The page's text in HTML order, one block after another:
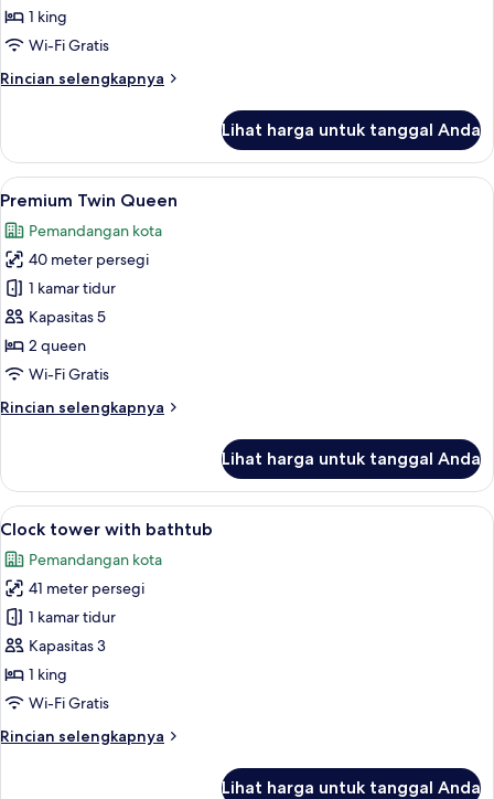
1 king
Wi-Fi Gratis
Rincian selengkapnya
Rincian
Essential
King
Lihat harga untuk tanggal Anda
Lihat
semua
foto
untuk
Premium
Twin
Queen
Premium Twin Queen | Seprai
5
Premium Twin Queen
Pemandangan kota
40 meter persegi
1 kamar tidur
Kapasitas 5
2 queen
Wi-Fi Gratis
Rincian selengkapnya
Rincian
Premium
Twin
Queen
Lihat harga untuk tanggal Anda
Lihat
semua
foto
untuk
Clock
tower
with
bathtub
Clock tower with bathtub | Seprai
7
Clock tower with bathtub
Pemandangan kota
41 meter persegi
1 kamar tidur
Kapasitas 3
1 king
Wi-Fi Gratis
Rincian selengkapnya
Rincian
Lihat harga untuk tanggal Anda